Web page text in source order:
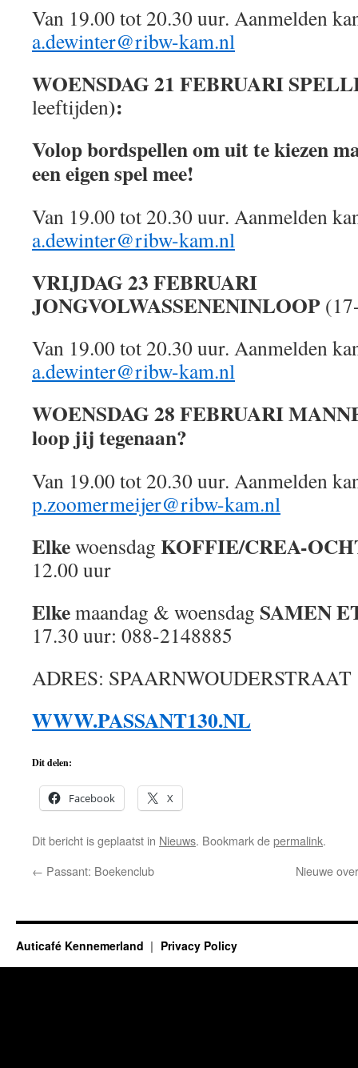
Van 19.00 tot 20.30 uur. Aanmelden
a.dewinter@ribw-kam.nl
WOENSDAG21 FEBRUARI
leeftijden):
Volop bordspellen om uit te kiezen
een eigen spel mee!
Van 19.00 tot 20.30 uur. Aanmelden
a.dewinter@ribw-kam.nl
VRIJDAG23 FEBRUARI
JONGVOLWASSENENINLOOP
Van 19.00 tot 20.30 uur. Aanmelden
a.dewinter@ribw-kam.nl
WOENSDAG28 FEBRUARI
loop jij tegenaan?
Van 19.00 tot 20.30 uur. Aanmelden
p.zoomermeijer@ribw-kam.nl
Elkewoensdag KOFFIE/CREA-
12.00 uur
Elkemaandag & woensdag SAMEN
17.30 uur: 088-2148885
ADRES:
WWW.PASSANT130.NL
Dit delen:
Facebook X
Dit bericht is geplaatst in Nieuws. Bookmark depermalink.
← Passant: Boekenclub Nieuwe
Auticafé Kennemerland Privacy Policy